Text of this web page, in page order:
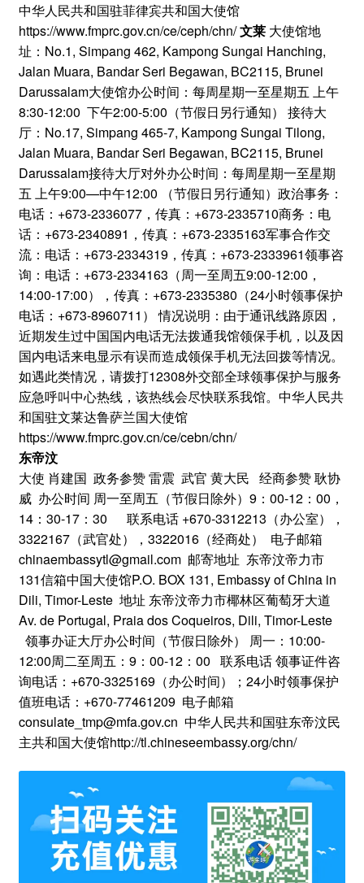
中华人民共和国驻菲律宾共和国大使馆
https://www.fmprc.gov.cn/ce/ceph/chn/文莱大使馆地
址：No.1, Simpang 462, Kampong Sungai Hanching,
Jalan Muara, Bandar Seri Begawan, BC2115, Brunei
Darussalam大使馆办公时间：每周星期一至星期五 上午
8:30-12:00 下午2:00-5:00（节假日另行通知） 接待大
厅：No.17, Simpang 465-7, Kampong Sungai Tilong,
Jalan Muara, Bandar Seri Begawan, BC2115, Brunei
Darussalam接待大厅对外办公时间：每周星期一至星期
五 上午9:00—中午12:00 （节假日另行通知）政治事务：
电话：+673-2336077，传真：+673-2335710商务：电
话：+673-2340891，传真：+673-2335163军事合作交
流：电话：+673-2334319，传真：+673-2333961领事咨
询：电话：+673-2334163（周一至周五9:00-12:00，
14:00-17:00），传真：+673-2335380（24小时领事保护
电话：+673-8960711） 情况说明：由于通讯线路原因，
近期发生过中国国内电话无法拨通我馆领保手机，以及因
国内电话来电显示有误而造成领保手机无法回拨等情况。
如遇此类情况，请拨打12308外交部全球领事保护与服务
应急呼叫中心热线，该热线会尽快联系我馆。中华人民共
和国驻文莱达鲁萨兰国大使馆
https://www.fmprc.gov.cn/ce/cebn/chn/
东帝汶
大使 肖建国 政务参赞 雷震 武官 黄大民 经商参赞 耿协
威 办公时间 周一至周五（节假日除外）9：00-12：00，
14：30-17：30 联系电话 +670-3312213（办公室），
3322167（武官处），3322016（经商处） 电子邮箱
chinaembassytl@gmail.com 邮寄地址 东帝汶帝力市
131信箱中国大使馆P.O. BOX 131, Embassy of China in
Dili, Timor-Leste 地址 东帝汶帝力市椰林区葡萄牙大道
Av. de Portugal, Praia dos Coqueiros, Dili, Timor-Leste
领事办证大厅办公时间（节假日除外） 周一：10:00-
12:00周二至周五：9：00-12：00 联系电话 领事证件咨
询电话：+670-3325169（办公时间）；24小时领事保护
值班电话：+670-77461209 电子邮箱
consulate_tmp@mfa.gov.cn 中华人民共和国驻东帝汶民
主共和国大使馆http://tl.chineseembassy.org/chn/